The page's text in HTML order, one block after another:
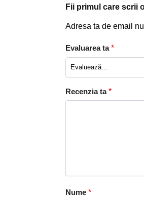
Fii primul care scrii
Adresa ta de email
Evaluarea ta*
Recenzia ta*
Nume *